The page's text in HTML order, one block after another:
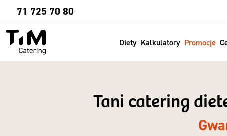
71 725 70 80
Diety Kalkulatory Promocje
Sprawdź
Tani catering